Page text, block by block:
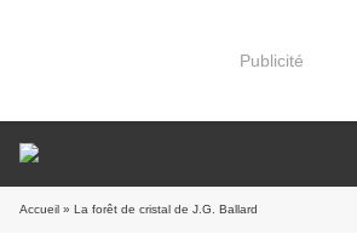
Publicité
Accueil » La forêt de cristal de J.G. Ballard